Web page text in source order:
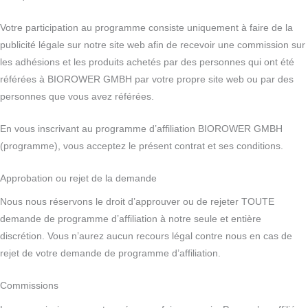
Votre participation au programme consiste uniquement à faire de la
publicité légale sur notre site web afin de recevoir une commission sur
les adhésions et les produits achetés par des personnes qui ont été
référées à BIOROWER GMBH par votre propre site web ou par des
personnes que vous avez référées.
En vous inscrivant au programme d’affiliation BIOROWER GMBH
(programme), vous acceptez le présent contrat et ses conditions.
Approbation ou rejet de la demande
Nous nous réservons le droit d’approuver ou de rejeter TOUTE
demande de programme d’affiliation à notre seule et entière
discrétion. Vous n’aurez aucun recours légal contre nous en cas de
rejet de votre demande de programme d’affiliation.
Commissions